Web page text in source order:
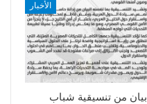
الأخبار
بيان من تنسيقية شباب